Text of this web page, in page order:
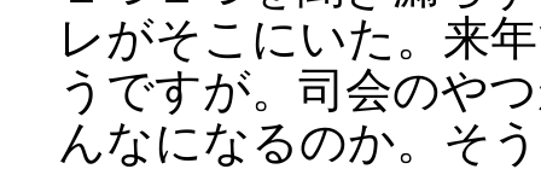
レがそこにいた。来
うですが。司会のや
んなになるのか。そ